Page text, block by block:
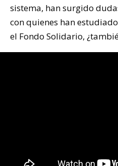
sistema, han surgido
con quienes han
el Fondo Solidario,